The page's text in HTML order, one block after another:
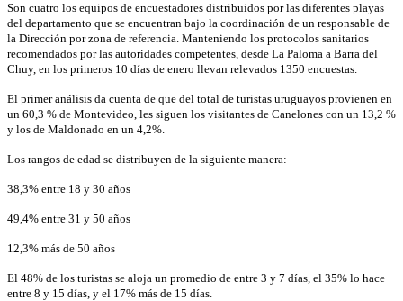
Son cuatro los equipos de encuestadores distribuidos por las diferentes playas
del departamento que se encuentran bajo la coordinación de un responsable de
la Dirección por zona de referencia. Manteniendo los protocolos sanitarios
recomendados por las autoridades competentes, desde La Paloma a Barra del
Chuy, en los primeros 10 días de enero llevan relevados 1350 encuestas.
El primer análisis da cuenta de que del total de turistas uruguayos provienen en
un 60,3 % de Montevideo, les siguen los visitantes de Canelones con un 13,2 %
y los de Maldonado en un 4,2%.
Los rangos de edad se distribuyen de la siguiente manera:
38,3% entre 18 y 30 años
49,4% entre 31 y 50 años
12,3% más de 50 años
El 48% de los turistas se aloja un promedio de entre 3 y 7 días, el 35% lo hace
entre 8 y 15 días, y el 17% más de 15 días.